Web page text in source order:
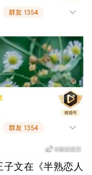
文在《半熟恋人